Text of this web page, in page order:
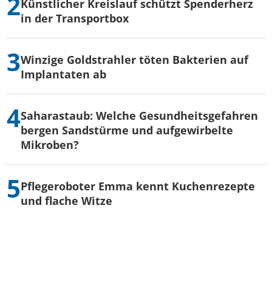
Künstlicher Kreislauf schützt Spenderherz
in der Transportbox
Winzige Goldstrahler töten Bakterien auf
Implantaten ab
Saharastaub: Welche Gesundheitsgefahren
bergen Sandstürme und aufgewirbelte
Mikroben?
Pflegeroboter Emma kennt Kuchenrezepte
und flache Witze